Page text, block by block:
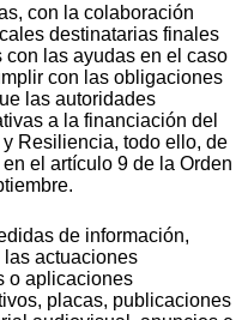
con la colaboración
destinatarias finales
las ayudas en el caso
con las obligaciones
las autoridades
a la financiación del
Resiliencia, todo ello, de
el artículo 9 de la Orden
de información,
actuaciones
o aplicaciones
placas, publicaciones